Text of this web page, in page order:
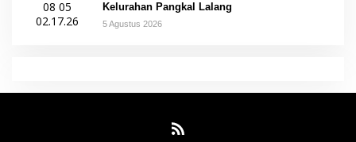
Kelurahan Pangkal Lalang
5 Agustus 2026